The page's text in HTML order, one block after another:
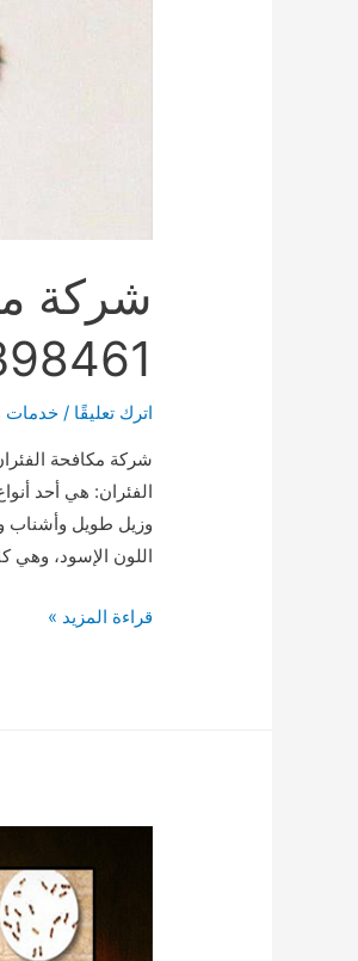
شركة
اترك تعليقًا /خدمات
شركة مكافحة
الفئران: هي أحد
وزيل طويل وأشناب
اللون الإسود،
شركة
قراءة المزيد »